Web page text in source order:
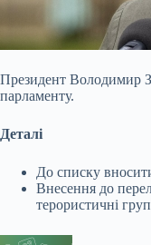
Президент Володимир
парламенту.
Деталі
До списку
Внесення до
терористичні